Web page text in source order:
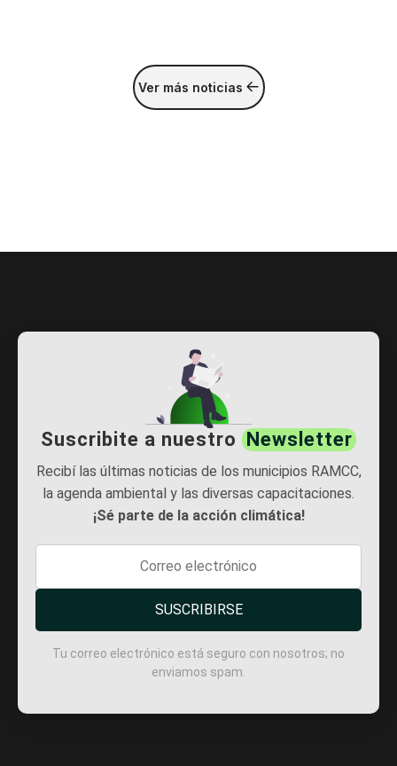
Ver más noticias
Suscribite a nuestro Newsletter
Recibí las últimas noticias de los municipios RAMCC,
la agenda ambiental y las diversas capacitaciones.
¡Sé parte de la acción climática!
SUSCRIBIRSE
Tu correo electrónico está seguro con nosotros; no
enviamos spam.